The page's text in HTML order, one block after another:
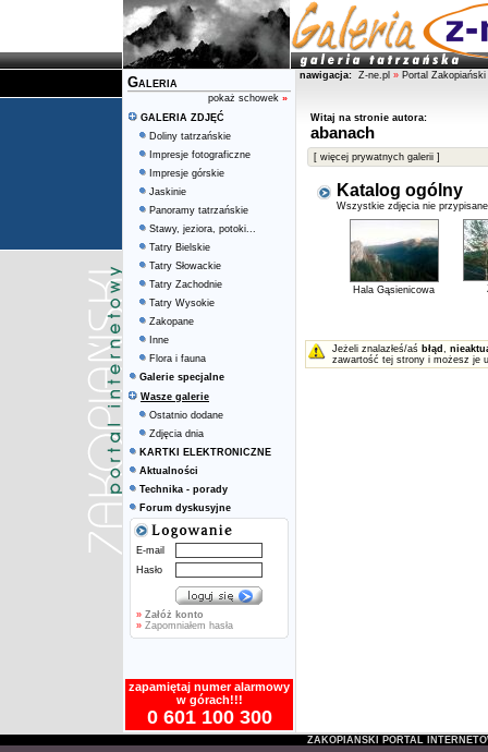
Galeria
pokaż schowek »
GALERIA ZDJĘĆ
Doliny tatrzańskie
Impresje fotograficzne
Impresje górskie
Jaskinie
Panoramy tatrzańskie
Stawy, jeziora, potoki...
Tatry Bielskie
Tatry Słowackie
Tatry Zachodnie
Tatry Wysokie
Zakopane
Inne
Flora i fauna
Galerie specjalne
Wasze galerie
Ostatnio dodane
Zdjęcia dnia
KARTKI ELEKTRONICZNE
Aktualności
Technika - porady
Forum dyskusyjne
E-mail
Hasło
» Załóż konto
» Zapomniałem hasła
zapamiętaj numer alarmowy
w górach!!!
0 601 100 300
nawigacja: Z-ne.pl » Portal Zakopiański
Witaj na stronie autora:
abanach
[ więcej prywatnych galerii ]
Katalog ogólny
Wszystkie zdjęcia nie
Hala Gąsienicowa
Jeżeli znalazłeś/aś błąd ,
zawartość tej strony i możesz je
ZAKOPIAŃSKI PORTAL